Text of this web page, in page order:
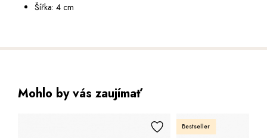
Šířka: 4 cm
Mohlo by vás zaujímať
Bestseller